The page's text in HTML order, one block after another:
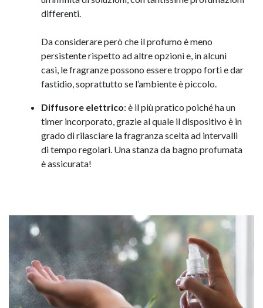
differenti.
Da considerare però che il profumo è meno
persistente rispetto ad altre opzioni e, in alcuni
casi, le fragranze possono essere troppo forti e dar
fastidio, soprattutto se l’ambiente è piccolo.
Diffusore elettrico: è il più pratico poiché ha un
timer incorporato, grazie al quale il dispositivo è in
grado di rilasciare la fragranza scelta ad intervalli
di tempo regolari. Una stanza da bagno profumata
è assicurata!